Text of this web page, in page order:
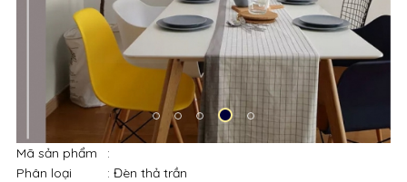
Mã sản phẩm
:
Phân loại
: Đèn thả trần